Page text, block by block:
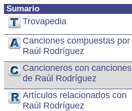
Sumario
Trovapedia
Canciones compuestas por
Raúl Rodríguez
Cancioneros con canciones
de Raúl Rodríguez
Artículos relacionados con
Raúl Rodríguez